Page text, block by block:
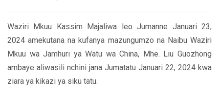
Waziri Mkuu Kassim Majaliwa leo Jumanne Januari 23,
2024 amekutana na kufanya mazungumzo na Naibu Waziri
Mkuu wa Jamhuri ya Watu wa China, Mhe. Liu Guozhong
ambaye aliwasili nchini jana Jumatatu Januari 22, 2024 kwa
ziara ya kikazi ya siku tatu.